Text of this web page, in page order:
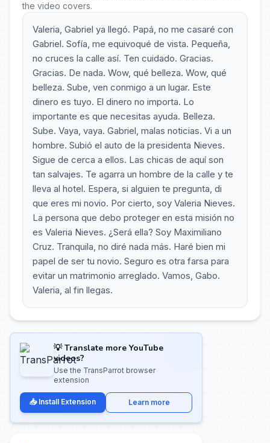
the video covers.
Valeria, Gabriel ya llegó. Papá, no me casaré con
Gabriel. Sofía, me equivoqué de vista. Pequeña,
no cruces la calle así. Ten cuidado. Gracias.
Gracias. De nada. Wow, qué belleza. Wow, qué
belleza. Sube, ven conmigo a un lugar. Este
dinero es tuyo. El dinero no importa. Lo
importante es que necesitas ayuda. Belleza.
Sube. Vaya, vaya. Gabriel, malas noticias. Vi a un
hombre. Subió el auto de la presidenta Nieves.
Sigue de cerca a ellos. Las chicas de aquí son
tan salvajes. Te agarra un hombre de la calle y te
lleva al hotel. Espera, si alguien te pregunta, di
que eres mi novio. Por cierto, soy Valeria Nieves.
La persona que debo proteger en esta misión no
es Valeria Nieves. ¿Será ella? Soy Maximiliano
Cruz. Tranquila, no diré nada más. Haré bien mi
papel de ser tu novio. Seguro es otra farsa para
evitar un matrimonio arreglado. Vamos, Gabo.
Valeria, al fin llegas.
💡 Translate more YouTube
videos?
Use the TransParrot browser
extension
📥 Install Extension Learn more